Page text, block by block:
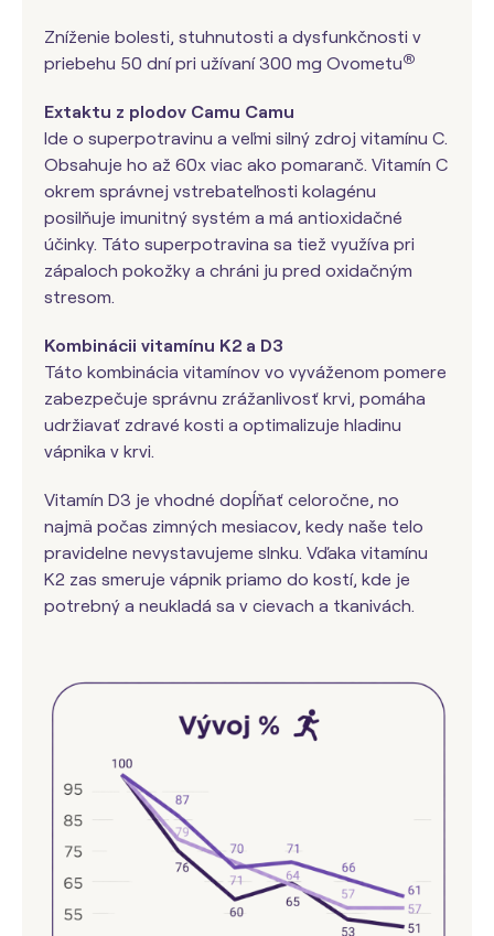
Zníženie bolesti, stuhnutosti a dysfunkčnosti v
priebehu 50 dní pri užívaní 300 mg Ovometu®
Extaktu z plodov Camu Camu
Ide o superpotravinu a veľmi silný zdroj vitamínu C.
Obsahuje ho až 60x viac ako pomaranč. Vitamín C
okrem správnej vstrebateľnosti kolagénu
posilňuje imunitný systém a má antioxidačné
účinky. Táto superpotravina sa tiež využíva pri
zápaloch pokožky a chráni ju pred oxidačným
stresom.
Kombinácii vitamínu K2 a D3
Táto kombinácia vitamínov vo vyváženom pomere
zabezpečuje správnu zrážanlivosť krvi, pomáha
udržiavať zdravé kosti a optimalizuje hladinu
vápnika v krvi.
Vitamín D3 je vhodné dopĺňať celoročne, no
najmä počas zimných mesiacov, kedy naše telo
pravidelne nevystavujeme slnku. Vďaka vitamínu
K2 zas smeruje vápnik priamo do kostí, kde je
potrebný a neukladá sa v cievach a tkanivách.